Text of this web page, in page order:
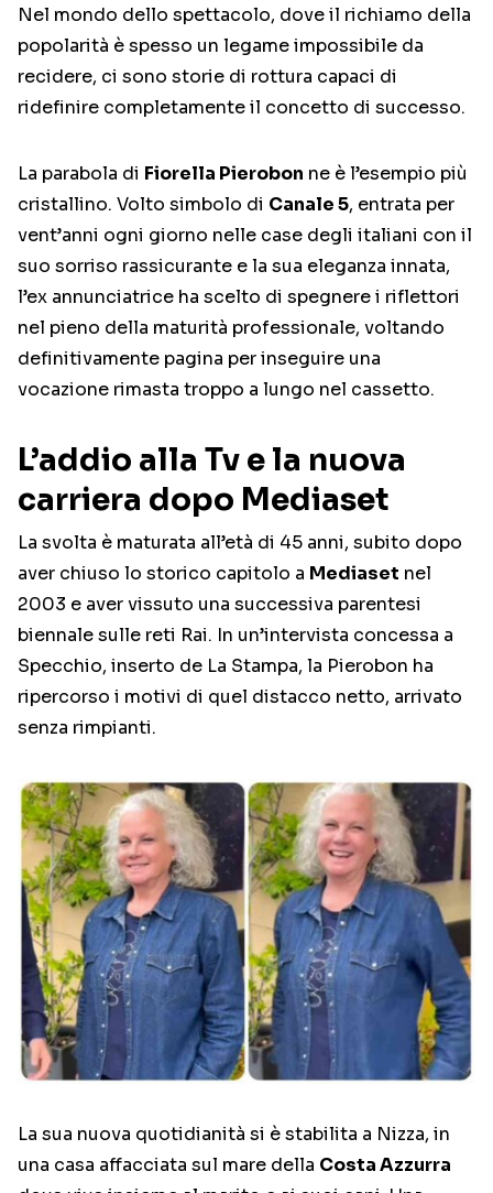
Nel mondo dello spettacolo, dove il richiamo della
popolarità è spesso un legame impossibile da
recidere, ci sono storie di rottura capaci di
ridefinire completamente il concetto di successo.
La parabola di Fiorella Pierobon ne è l’esempio più
cristallino. Volto simbolo di Canale 5, entrata per
vent’anni ogni giorno nelle case degli italiani con il
suo sorriso rassicurante e la sua eleganza innata,
l’ex annunciatrice ha scelto di spegnere i riflettori
nel pieno della maturità professionale, voltando
definitivamente pagina per inseguire una
vocazione rimasta troppo a lungo nel cassetto.
L’addio alla Tv e la nuova
carriera dopo Mediaset
La svolta è maturata all’età di 45 anni, subito dopo
aver chiuso lo storico capitolo a Mediaset nel
2003 e aver vissuto una successiva parentesi
biennale sulle reti Rai. In un’intervista concessa a
Specchio, inserto de La Stampa, la Pierobon ha
ripercorso i motivi di quel distacco netto, arrivato
senza rimpianti.
La sua nuova quotidianità si è stabilita a Nizza, in
una casa affacciata sul mare della Costa Azzurra